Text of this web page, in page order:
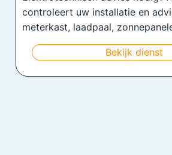
controleert uw installatie en
meterkast, laadpaal,
Bekijk dienst